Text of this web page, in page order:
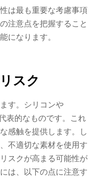
は最も重要な考慮事項
注意点を把握すること
になります。
スク
す。シリコンや
表的なものです。これ
感触を提供します。し
不適切な素材を使用す
スクが高まる可能性が
は、以下の点に注意す